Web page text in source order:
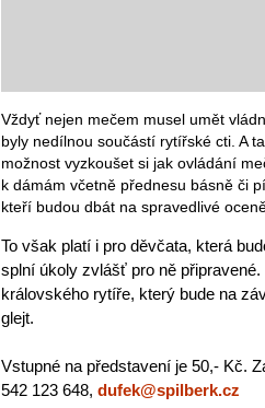
Vždyť nejen mečem musel umět
byly nedílnou součástí rytířské cti. A
možnost vyzkoušet si jak ovládání
k dámám včetně přednesu básně či
kteří budou dbát na spravedlivé
To však platí i pro děvčata, která
splní úkoly zvlášť pro ně
královského rytíře, který bude na
glejt.
Vstupné na představení je 50,- Kč.
542 123 648, dufek@spilberk.cz